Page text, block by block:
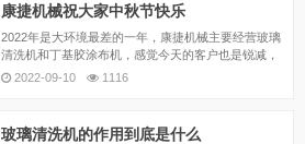
康捷机械祝大家中秋节快乐
2022年是大环境最差的一年，康捷机械主要经营玻璃
清洗机和丁基胶涂布机，感觉今天的客户也是锐减，
远远达不到之前的销售饱和，在现在这样的大环境
2022-09-10 1116
玻璃清洗机的作用到底是什么